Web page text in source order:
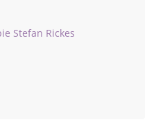
Stefan Rickes